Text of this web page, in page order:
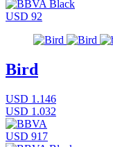
USD 92
Bird
USD 1.146
USD 1.032
USD 917